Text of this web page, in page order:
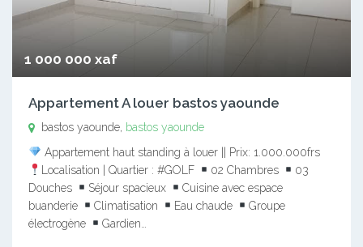
1 000 000 xaf
Appartement A louer bastos yaounde
bastos yaounde, bastos yaounde
Appartement haut standing à louer || Prix: 1.000.000frs
Localisation | Quartier : #GOLF
02 Chambres
03
Douches
Séjour spacieux
Cuisine avec espace
buanderie
Climatisation Eau chaude
Groupe
électrogène
Gardien…